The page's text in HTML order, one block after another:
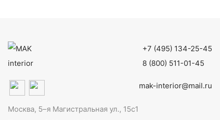
+7 (495) 134-25-45
8 (800) 511-01-45
mak-interior@mail.ru
Москва, 5–я Магистральная ул., 15с1